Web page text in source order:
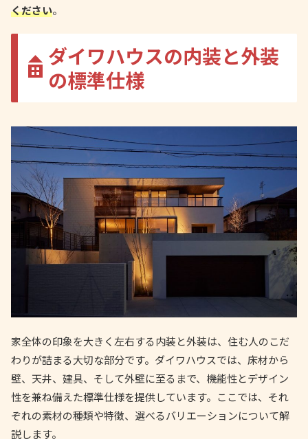
ください。
ダイワハウスの内装と外装
の標準仕様
家全体の印象を大きく左右する内装と外装は、住む人のこだ
わりが詰まる大切な部分です。ダイワハウスでは、床材から
壁、天井、建具、そして外壁に至るまで、機能性とデザイン
性を兼ね備えた標準仕様を提供しています。ここでは、それ
ぞれの素材の種類や特徴、選べるバリエーションについて解
説します。